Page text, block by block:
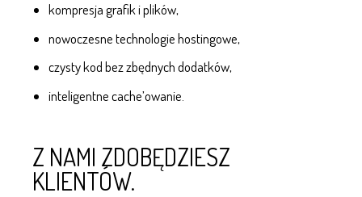
kompresja grafik i plików,
nowoczesnetechnologie hostingowe,
czysty kod bez zbędnych dodatków,
inteligentne cache’owanie.
Z NAMI ZDOBĘDZIESZ
KLIENTÓW.